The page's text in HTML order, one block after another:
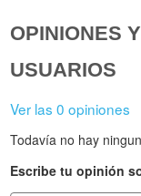
OPINIONES
USUARIOS
Ver las 0 opiniones
Todavía no hay
Escribe tu opinión